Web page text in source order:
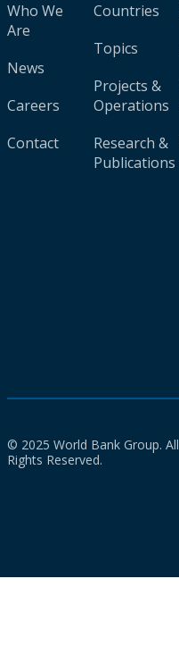
Who We
Are
News
Careers
Contact
Countries
Topics
Projects &
Operations
Research &
Publications
© 2025 World Bank Group. All
Rights Reserved.